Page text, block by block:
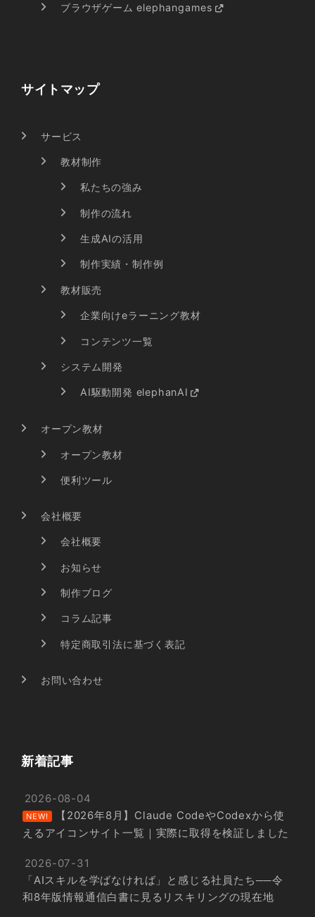
ブラウザゲーム elephangames
サイトマップ
サービス
教材制作
私たちの強み
制作の流れ
生成AIの活用
制作実績・制作例
教材販売
企業向けeラーニング教材
コンテンツ一覧
システム開発
AI駆動開発 elephanAI
オープン教材
オープン教材
便利ツール
会社概要
会社概要
お知らせ
制作ブログ
コラム記事
特定商取引法に基づく表記
お問い合わせ
新着記事
2026-08-04
NEW!
【2026年8月】Claude CodeやCodexから使
えるアイコンサイト一覧｜実際に取得を検証しました
2026-07-31
「AIスキルを学ばなければ」と感じる社員たち──令
和8年版情報通信白書に見るリスキリングの現在地